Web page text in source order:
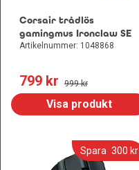
Leksaker och Hobby
Corsair trådlös
gamingmus Ironclaw SE
Artikelnummer: 1048868
799 kr 999 kr
Visa produkt
Spara 300 kr